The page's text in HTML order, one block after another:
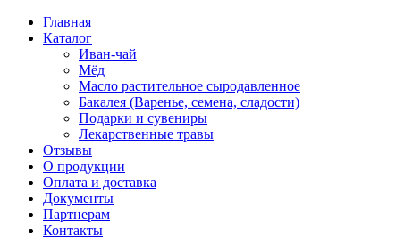
Главная
Каталог
Иван-чай
Мёд
Масло растительное сыродавленное
Бакалея (Варенье, семена, сладости)
Подарки и сувениры
Лекарственные травы
Отзывы
О продукции
Оплата и доставка
Документы
Партнерам
Контакты